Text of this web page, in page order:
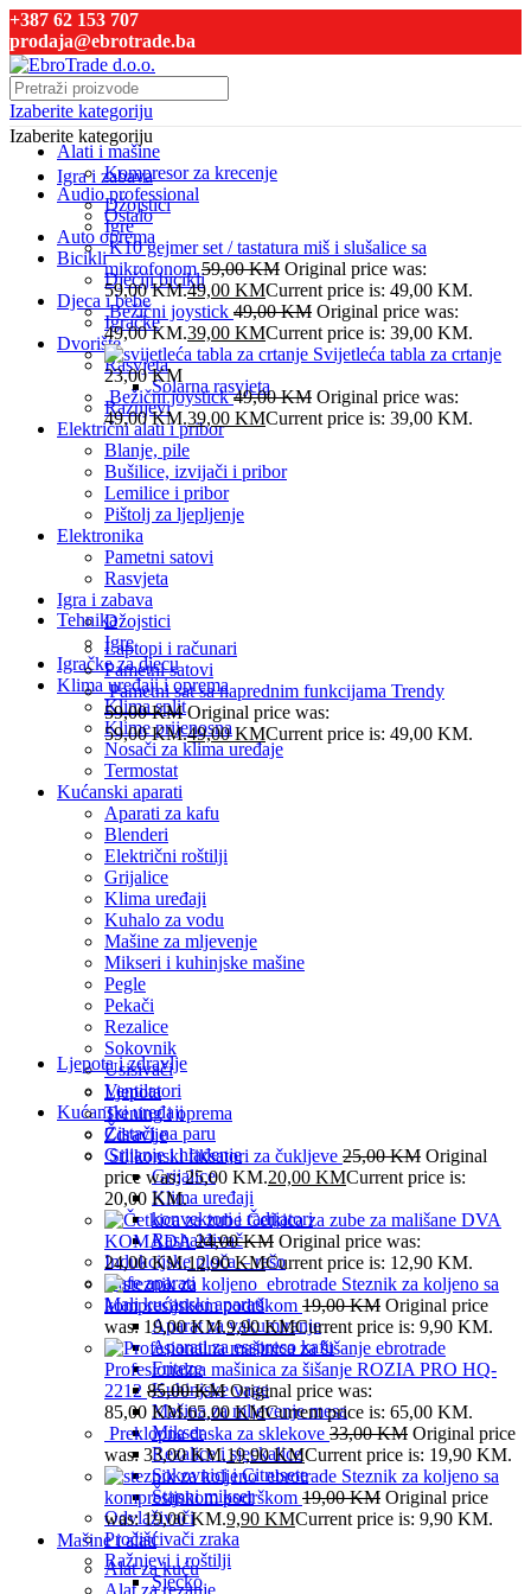
+387 62 153 707
prodaja@ebrotrade.ba
Izaberite kategoriju
Alati i mašine
Kompresor za krecenje
Audio professional
Ostalo
Auto oprema
Bicikli
Dječiji bicikli
Djeca i bebe
Igračke
Dvorište
Rasvjeta
Solarna rasvjeta
Raznjevi
Električni alati i pribor
Blanje, pile
Bušilice, izvijači i pribor
Lemilice i pribor
Pištolj za ljepljenje
Elektronika
Pametni satovi
Rasvjeta
Igra i zabava
Džojstici
Igre
Igračke za djecu
Klima uređaji i oprema
Klima split
Klime prijenosna
Nosači za klima uređaje
Termostat
Kućanski aparati
Aparati za kafu
Blenderi
Električni roštilji
Grijalice
Klima uređaji
Kuhalo za vodu
Mašine za mljevenje
Mikseri i kuhinjske mašine
Pegle
Pekači
Rezalice
Sokovnik
Usisivači
Ventilatori
Kućanski uređaji
Čistači na paru
Grijanje i hlađenje
Grijalice
Klima uređaji
konvektori i radijatori
Rashalđivač
Indukcijske ploča – rešo
Kafe aparati
Mali kućanski aparati
Aparat za vakumiranje
Aparati za esspreso kafu
Friteze
Kuhinjske vage
Mašina za mljevenje mesa
Mikser
Rezalice i sjeckalice
Sokovnici i Citrusete
Štapni mikser
Odvlaživači
Pročišćivači zraka
Ražnjevi i roštilji
Sjecko
Izaberite kategoriju
Igra i zabava
Džojstici
Igre
K10 gejmer set / tastatura miš i slušalice sa
mikrofonom59,00KM Original price was:
59,00 KM.49,00 KMCurrent price is: 49,00 KM.
Bežični joystick 49,00KM Original price was:
49,00 KM.39,00 KMCurrent price is: 39,00 KM.
Svijetleća tabla za crtanje
23,00KM
Bežični joystick49,00KM Original price was:
49,00 KM.39,00 KMCurrent price is: 39,00 KM.
Tehnika
Laptopi i računari
Pametni satovi
Pametni sat sa naprednim funkcijama Trendy
59,00KM Original price was:
59,00 KM.49,00KMCurrent price is: 49,00 KM.
Ljepota i zdravlje
Ljepota
Trening i oprema
Zdravlje
Silikonski fiksatori za čukljeve 25,00KM Original
price was: 25,00 KM.20,00 KMCurrent price is:
20,00 KM.
Četkica za zube za mališane DVA
KOMADA24,00KM Original price was:
24,00 KM.12,90KMCurrent price is: 12,90 KM.
Steznik za koljeno sa
kompresijskom podrškom 19,00KM Original price
was: 19,00 KM.9,90KMCurrent price is: 9,90 KM.
Profesionalna mašinica za šišanje ROZIA PRO HQ-
2212 85,00KM Original price was:
85,00 KM.65,00KMCurrent price is: 65,00 KM.
Preklopna daska za sklekove 33,00KM Original price
was: 33,00 KM.19,90KMCurrent price is: 19,90 KM.
Steznik za koljeno sa
kompresijskom podrškom 19,00KM Original price
was: 19,00 KM.9,90 KMCurrent price is: 9,90 KM.
Mašine i alati
Alat za kuću
Alat za rezanje